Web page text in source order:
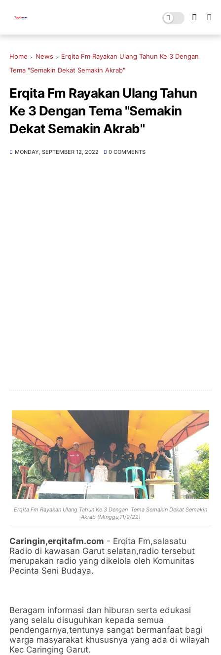
Home News
Erqita Fm Rayakan Ulang Tahun Ke 3 Dengan
Tema "Semakin Dekat Semakin Akrab"
Erqita Fm Rayakan Ulang Tahun
Ke 3 Dengan Tema "Semakin
Dekat Semakin Akrab"
MONDAY, SEPTEMBER 12, 2022 0 COMMENTS
Erqita Fm Rayakan Ulang Tahun Ke 3 Dengan Tema Semakin Dekat Semakin
Akrab (Minggu,11/9/22)
Caringin,erqitafm.com - Erqita Fm,salasatu
Radio di kawasan Garut selatan,radio tersebut
merupakan radio yang dikelola oleh Komunitas
Pecinta Seni Budaya.
Beragam informasi dan hiburan serta edukasi
yang selalu disuguhkan kepada semua
pendengarnya,tentunya sangat bermanfaat bagi
warga masyarakat khususnya yang ada di wilayah
Kec Caringing Garut.